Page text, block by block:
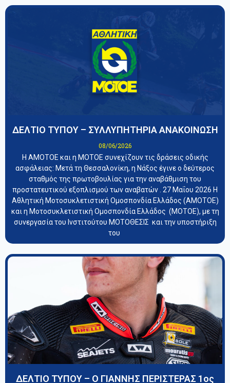
ΔΕΛΤΙΟ ΤΥΠΟΥ – ΣΥΛΛΥΠΗΤΗΡΙΑ ΑΝΑΚΟΙΝΩΣΗ
08/06/2026
Η ΑΜΟΤΟΕ και η ΜΟΤΟΕ συνεχίζουν τις δράσεις οδικής
ασφάλειας: Μετά τη Θεσσαλονίκη, η Νάξος έγινε ο δεύτερος
σταθμός της πρωτοβουλίας για την αναβάθμιση του
προστατευτικού εξοπλισμού των αναβατών . 27 Μαΐου 2026 Η
Αθλητική Μοτοσυκλετιστική Ομοσπονδία Ελλάδος (ΑΜΟΤΟΕ)
και η Μοτοσυκλετιστική Ομοσπονδία Ελλάδος (ΜΟΤΟΕ), με τη
συνεργασία του Ινστιτούτου ΜΟΤΟΘΕΣΙΣ και την υποστήριξη
του
ΔΕΛΤΙΟ ΤΥΠΟΥ – Ο ΓΙΑΝΝΗΣ ΠΕΡΙΣΤΕΡΑΣ 1oς